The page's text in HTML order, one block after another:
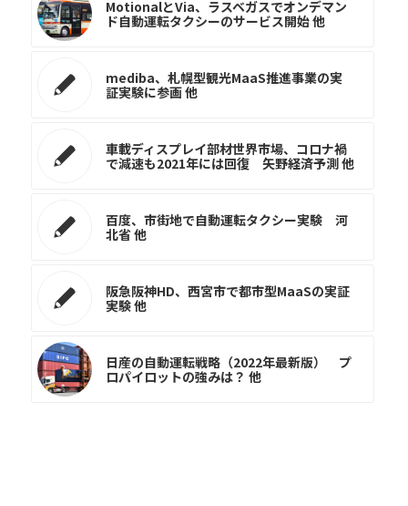
MotionalとVia、ラスベガスでオンデマン
ド自動運転タクシーのサービス開始 他
mediba、札幌型観光MaaS推進事業の実
証実験に参画 他
車載ディスプレイ部材世界市場、コロナ禍
で減速も2021年には回復 矢野経済予測 他
百度、市街地で自動運転タクシー実験 河
北省 他
阪急阪神HD、西宮市で都市型MaaSの実証
実験 他
日産の自動運転戦略（2022年最新版） プ
ロパイロットの強みは？ 他